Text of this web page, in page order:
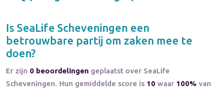
Is SeaLife Scheveningen een
betrouwbare partij om zaken mee te
doen?
Er zijn 0 beoordelingen geplaatst over SeaLife
Scheveningen. Hun gemiddelde score is 10 waar 100% van